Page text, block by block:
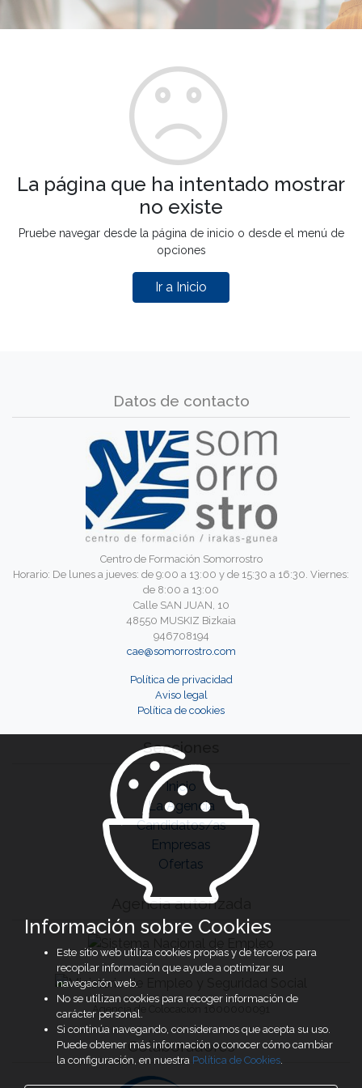
La página que ha intentado mostrar
no existe
Pruebe navegar desde la página de inicio o desde el menú de
opciones
Ir a Inicio
Datos de contacto
Centro de Formación Somorrostro
Horario: De lunes a jueves: de 9:00 a 13:00 y de 15:30 a 16:30. Viernes:
de 8:00 a 13:00
Calle SAN JUAN, 10
48550 MUSKIZ Bizkaia
946708194
cae@somorrostro.com
Política de privacidad
Aviso legal
Política de cookies
Secciones
Inicio
La Agencia
Candidatos/as
Empresas
Ofertas
Agencia autorizada
Agencia de Colocación 1600000091
Colaboradores
Información sobre Cookies
Este sitio web utiliza cookies propias y de terceros para
recopilar información que ayude a optimizar su
navegación web.
No se utilizan cookies para recoger información de
carácter personal.
Si continúa navegando, consideramos que acepta su uso.
Puede obtener más información o conocer cómo cambiar
la configuración, en nuestra Política de Cookies.